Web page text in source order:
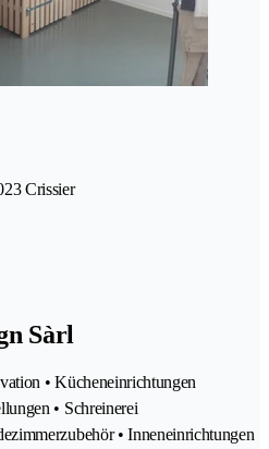
Crissier
Sàrl
• Kücheneinrichtungen
• Schreinerei
• Inneneinrichtungen